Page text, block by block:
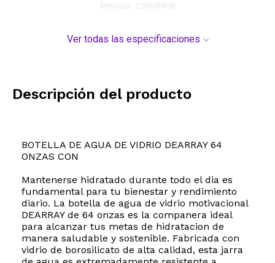
Artículo: 22906995
Ver todas las especificaciones
Descripción del producto
BOTELLA DE AGUA DE VIDRIO DEARRAY 64
ONZAS CON
Mantenerse hidratado durante todo el dia es
fundamental para tu bienestar y rendimiento
diario. La botella de agua de vidrio motivacional
DEARRAY de 64 onzas es la companera ideal
para alcanzar tus metas de hidratacion de
manera saludable y sostenible. Fabricada con
vidrio de borosilicato de alta calidad, esta jarra